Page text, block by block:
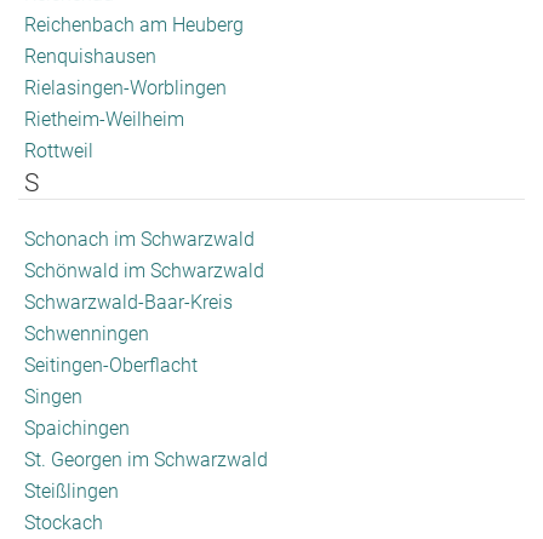
Reichenbach am Heuberg
Renquishausen
Rielasingen-Worblingen
Rietheim-Weilheim
Rottweil
S
Schonach im Schwarzwald
Schönwald im Schwarzwald
Schwarzwald-Baar-Kreis
Schwenningen
Seitingen-Oberflacht
Singen
Spaichingen
St. Georgen im Schwarzwald
Steißlingen
Stockach